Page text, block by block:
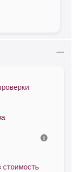
стоимость